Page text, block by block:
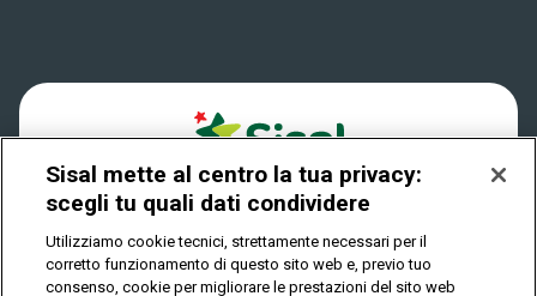
Play Your Date
Privacy
IL GIOCO È VIETATO AI MINORI E PUÒ CAUSARE
Sisal mette al centro la tua privacy:
scegli tu quali dati condividere
Utilizziamo cookie tecnici, strettamente necessari per il
corretto funzionamento di questo sito web e, previo tuo
consenso, cookie per migliorare le prestazioni del sito web